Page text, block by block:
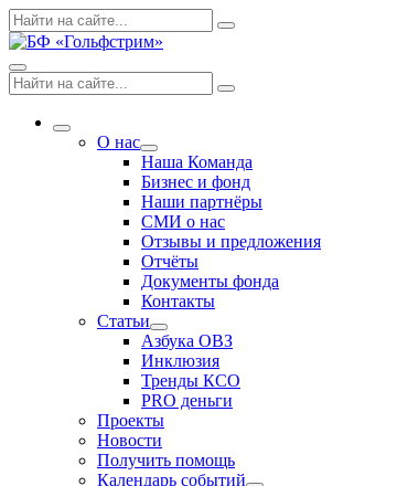
Skip
to
Поиск
по:
Search
Menu
Поиск
по:
Search
More О нас
Expand
dropdown
Наша Команда
Бизнес и фонд
Наши партнёры
СМИ о нас
Отзывы и предложения
Отчёты
Документы фонда
Контакты
Статьи
Expand
dropdown
Азбука ОВЗ
Инклюзия
Тренды КСО
PRO деньги
Проекты
Новости
Получить помощь
Календарь событий